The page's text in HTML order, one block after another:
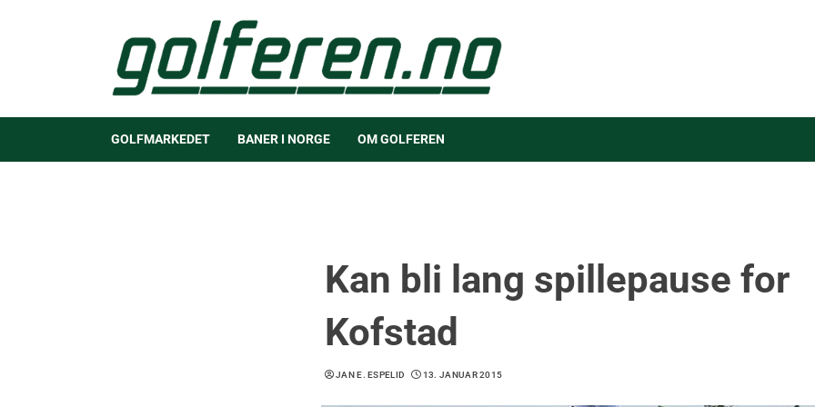
GOLFMARKEDET BANER I NORGE OM GOLFEREN
Kan bli lang spillepause for
Kofstad
JAN E. ESPELID 13. JANUAR 2015